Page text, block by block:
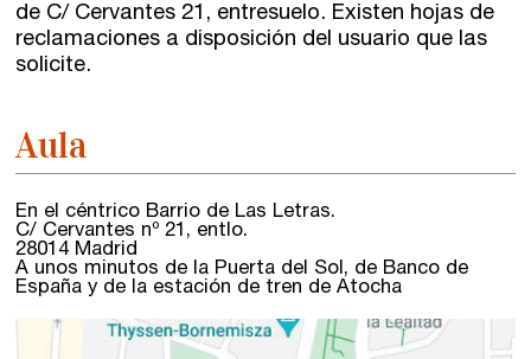
de C/ Cervantes 21, entresuelo. Existen hojas de
reclamaciones a disposición del usuario que las
solicite.
Aula
En el céntrico Barrio de Las Letras.
C/ Cervantes nº 21, entlo.
28014 Madrid
A unos minutos de la Puerta del Sol, de Banco de
España y de la estación de tren de Atocha